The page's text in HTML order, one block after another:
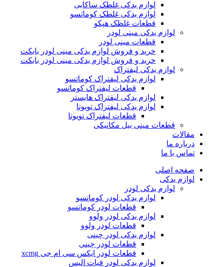
لوازم یدکی غلطک ساکایی
لوازم یدکی غلطک کوماتسو
قطعات غلطک هپکو
لوازم یدکی مینی لودر
قطعات مینی لودر
خرید و فروش لوازم یدکی مینی لودر بابکت
خرید و فروش لوازم یدکی مینی لودر بابکت
لوازم یدکی لیفتراک
لوازم یدکی لیفتراک کوماتسو
قطعات لیفتراک کوماتسو
لوازم یدکی لیفتراک هایستر
لوازم یدکی لیفتراک تویوتا
قطعات لیفتراک تویوتا
قطعات مینی بیل مکانیکی
ما
با ما
اصلی
یدکی
لوازم یدکی لودر
لوازم یدکی لودر کوماتسو
قطعات لودر کوماتسو
لوازم یدکی لودر ولوو
قطعات لودر ولوو
لوازم یدکی لودر چینی
قطعات لودر چینی
قطعات لودر ایکس سی ام جی xcmg
لوازم یدکی لودر فیات الیس